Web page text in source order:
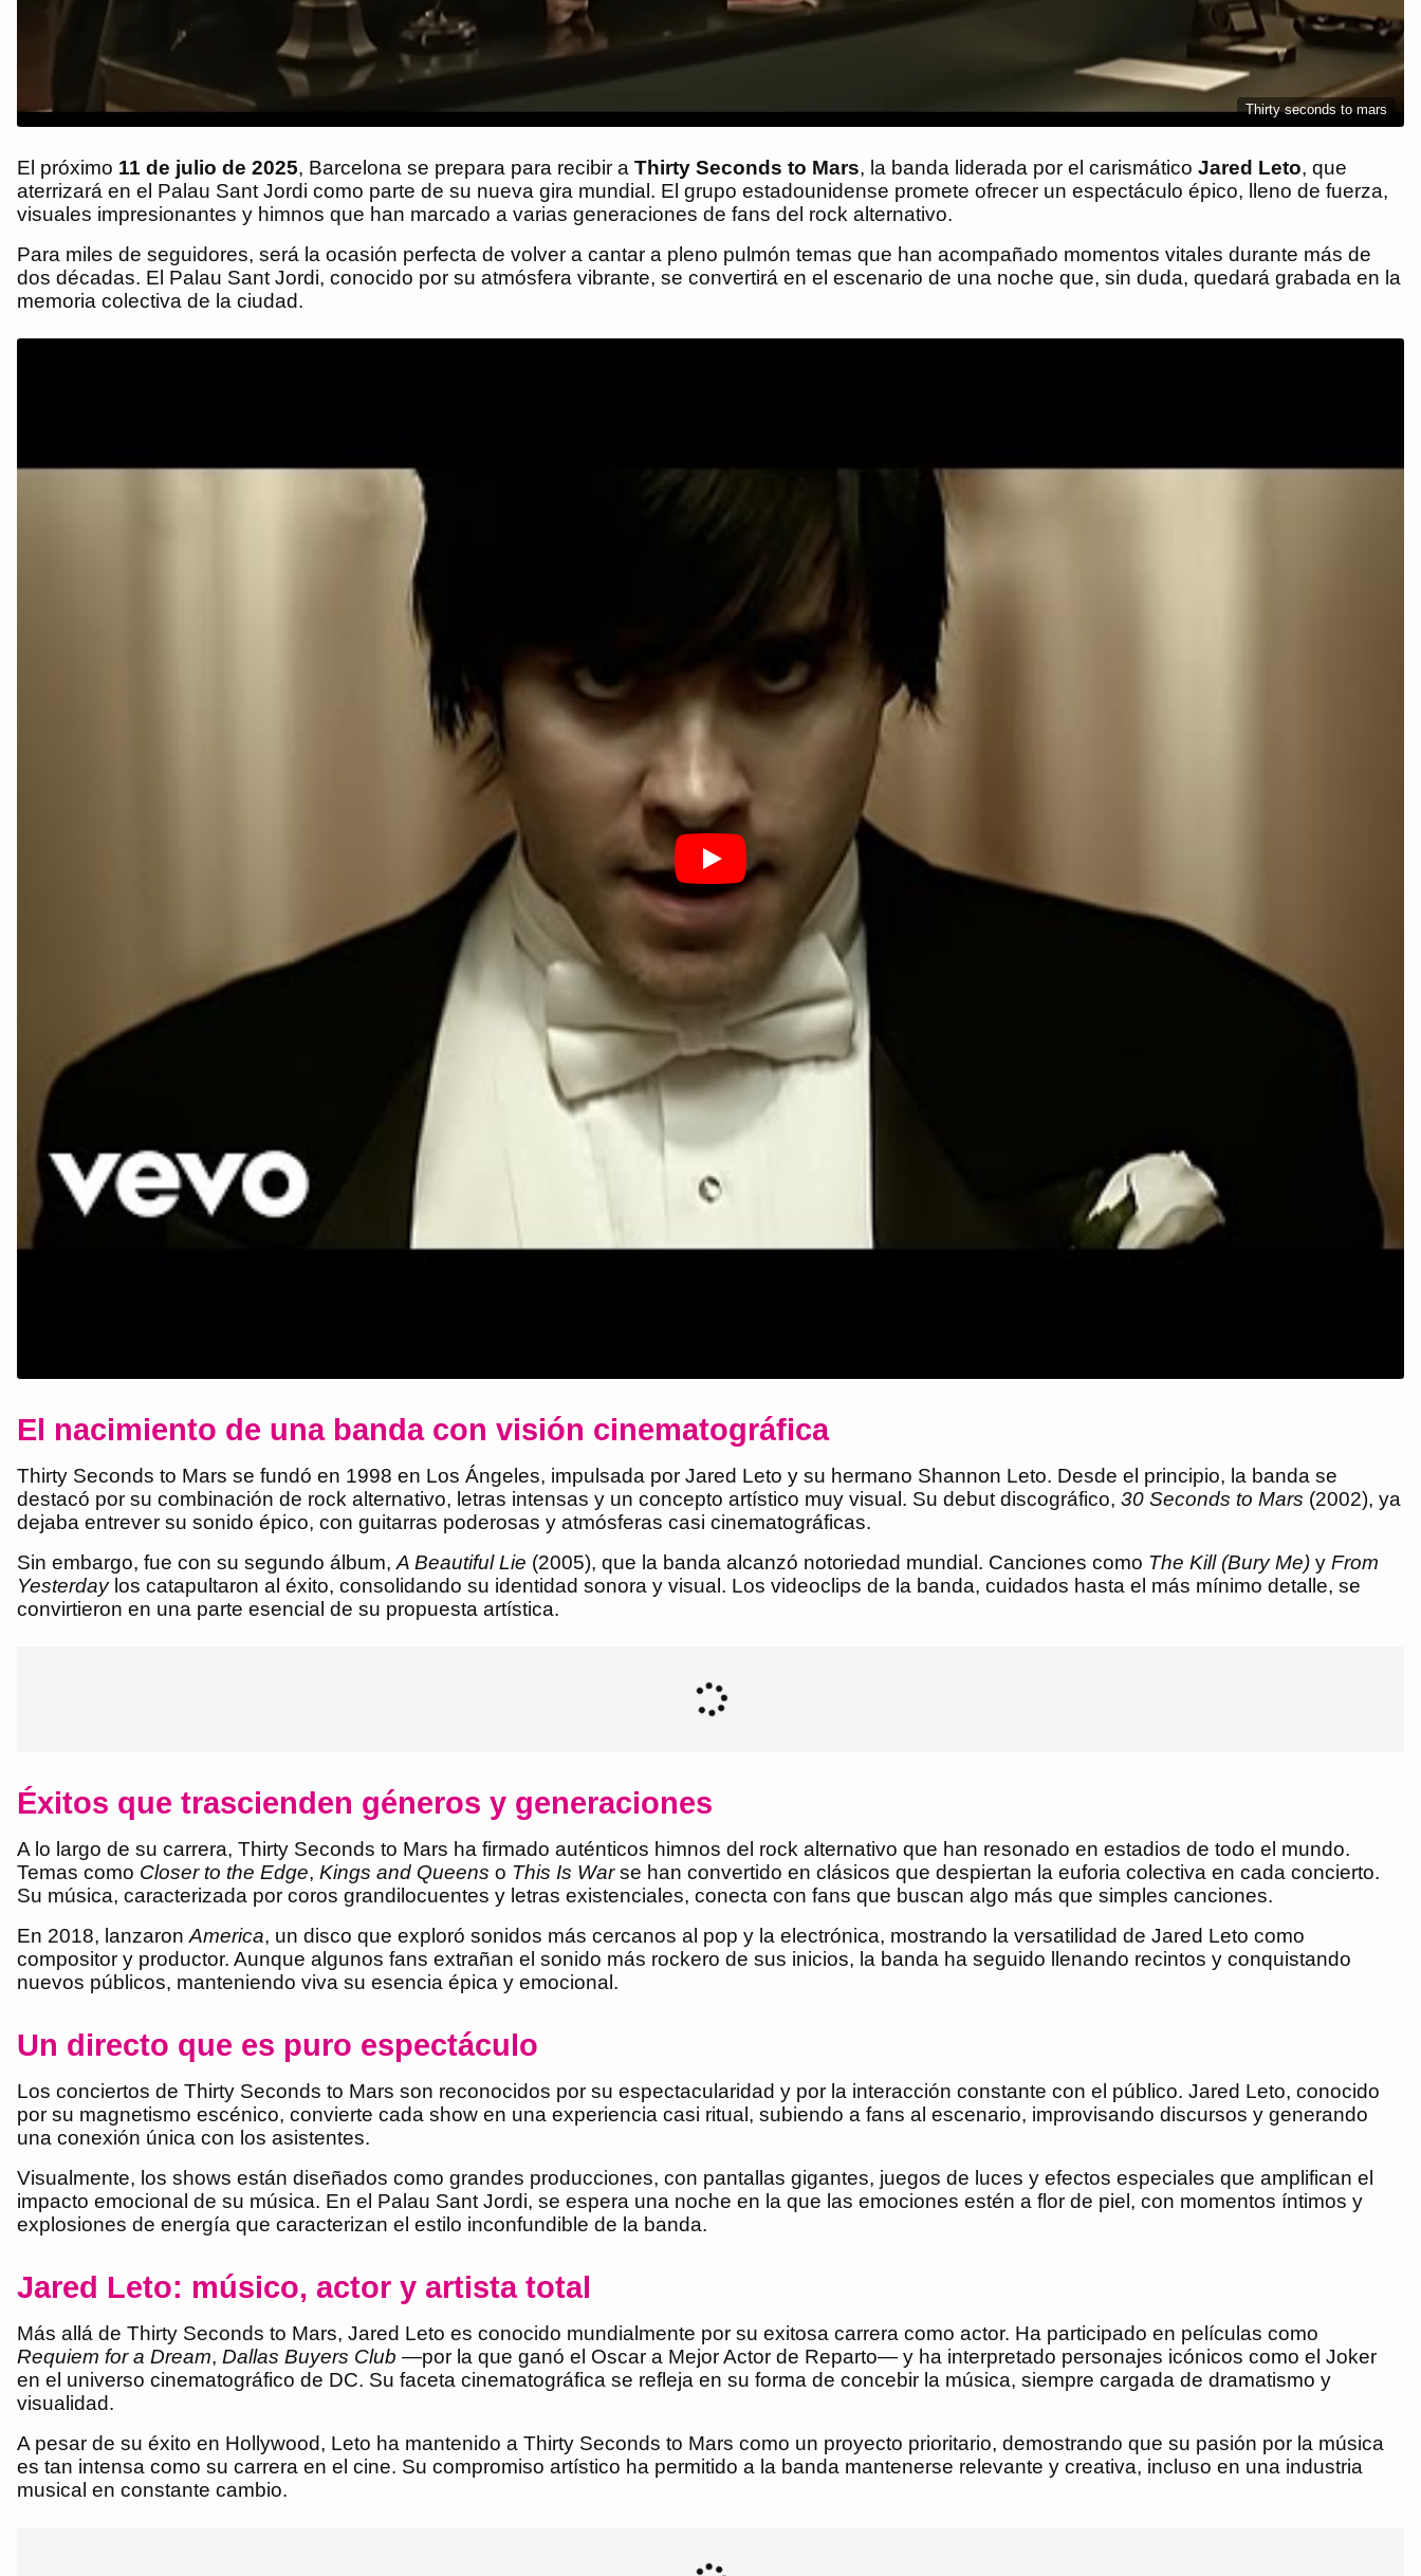
Thirty seconds to mars
El próximo 11 de julio de 2025, Barcelona se prepara para recibir a Thirty Seconds to Mars, la banda liderada por el carismático Jared Leto, que
aterrizará en el Palau Sant Jordi como parte de su nueva gira mundial. El grupo estadounidense promete ofrecer un espectáculo épico, lleno de fuerza,
visuales impresionantes y himnos que han marcado a varias generaciones de fans del rock alternativo.
Para miles de seguidores, será la ocasión perfecta de volver a cantar a pleno pulmón temas que han acompañado momentos vitales durante más de
dos décadas. El Palau Sant Jordi, conocido por su atmósfera vibrante, se convertirá en el escenario de una noche que, sin duda, quedará grabada en la
memoria colectiva de la ciudad.
El nacimiento de una banda con visión cinematográfica
Thirty Seconds to Mars se fundó en 1998 en Los Ángeles, impulsada por Jared Leto y su hermano Shannon Leto. Desde el principio, la banda se
destacó por su combinación de rock alternativo, letras intensas y un concepto artístico muy visual. Su debut discográfico, 30 Seconds to Mars (2002), ya
dejaba entrever su sonido épico, con guitarras poderosas y atmósferas casi cinematográficas.
Sin embargo, fue con su segundo álbum, A Beautiful Lie (2005), que la banda alcanzó notoriedad mundial. Canciones como The Kill (Bury Me) y From
Yesterdaylos catapultaron al éxito, consolidando su identidad sonora y visual. Los videoclips de la banda, cuidados hasta el más mínimo detalle, se
convirtieron en una parte esencial de su propuesta artística.
Éxitos que trascienden géneros y generaciones
A lo largo de su carrera, Thirty Seconds to Mars ha firmado auténticos himnos del rock alternativo que han resonado en estadios de todo el mundo.
Temas como Closer to the Edge, Kings and Queens o This Is Warse han convertido en clásicos que despiertan la euforia colectiva en cada concierto.
Su música, caracterizada por coros grandilocuentes y letras existenciales, conecta con fans que buscan algo más que simples canciones.
En 2018, lanzaron America, un disco que exploró sonidos más cercanos al pop y la electrónica, mostrando la versatilidad de Jared Leto como
compositor y productor. Aunque algunos fans extrañan el sonido más rockero de sus inicios, la banda ha seguido llenando recintos y conquistando
nuevos públicos, manteniendo viva su esencia épica y emocional.
Un directo que es puro espectáculo
Los conciertos de Thirty Seconds to Mars son reconocidos por su espectacularidad y por la interacción constante con el público. Jared Leto, conocido
por su magnetismo escénico, convierte cada show en una experiencia casi ritual, subiendo a fans al escenario, improvisando discursos y generando
una conexión única con los asistentes.
Visualmente, los shows están diseñados como grandes producciones, con pantallas gigantes, juegos de luces y efectos especiales que amplifican el
impacto emocional de su música. En el Palau Sant Jordi, se espera una noche en la que las emociones estén a flor de piel, con momentos íntimos y
explosiones de energía que caracterizan el estilo inconfundible de la banda.
Jared Leto: músico, actor y artista total
Más allá de Thirty Seconds to Mars, Jared Leto es conocido mundialmente por su exitosa carrera como actor. Ha participado en películas como
Requiem for a Dream, Dallas Buyers Club —por la que ganó el Oscar a Mejor Actor de Reparto— y ha interpretado personajes icónicos como el Joker
en el universo cinematográfico de DC. Su faceta cinematográfica se refleja en su forma de concebir la música, siempre cargada de dramatismo y
visualidad.
A pesar de su éxito en Hollywood, Leto ha mantenido a Thirty Seconds to Mars como un proyecto prioritario, demostrando que su pasión por la música
es tan intensa como su carrera en el cine. Su compromiso artístico ha permitido a la banda mantenerse relevante y creativa, incluso en una industria
musical en constante cambio.